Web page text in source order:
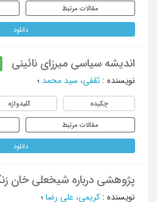
مقالات مرتبط
دانلود
اندیشه سیاسی میرزای نائینی
نویسنده : ثقفی، سید محمد ؛
چکیده کلیدواژه
مقالات مرتبط
دانلود
پژوهشی درباره شیخعلی خان
نویسنده : کریمی، علی رضا ؛